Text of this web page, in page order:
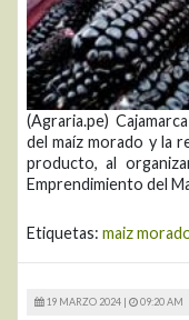
(Agraria.pe)
del maíz morado y la
producto, al
Emprendimiento del
Etiquetas: maiz
19 MARZO 2024 | 09:20 AM